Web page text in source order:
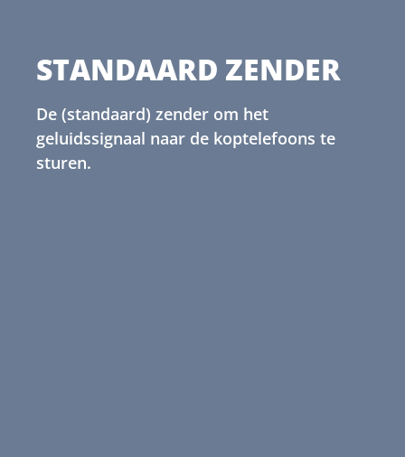
STANDAARD ZENDER
De (standaard) zender om het
geluidssignaal naar de koptelefoons te
sturen.